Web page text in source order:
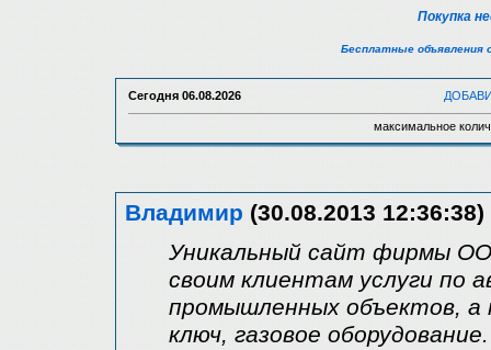
Покупка
Бесплатные объявления
Сегодня 06.08.2026
максимальное
Владимир (30.08.2013 12:36:38)
Уникальный сайт фирмы
своим клиентам услуги по
промышленных объектов,
ключ, газовое оборудование.